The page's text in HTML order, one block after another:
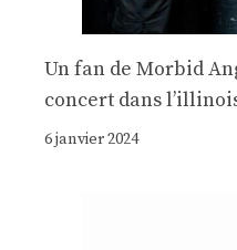
Un fan de Morbid
concert dans
6 janvier 2024